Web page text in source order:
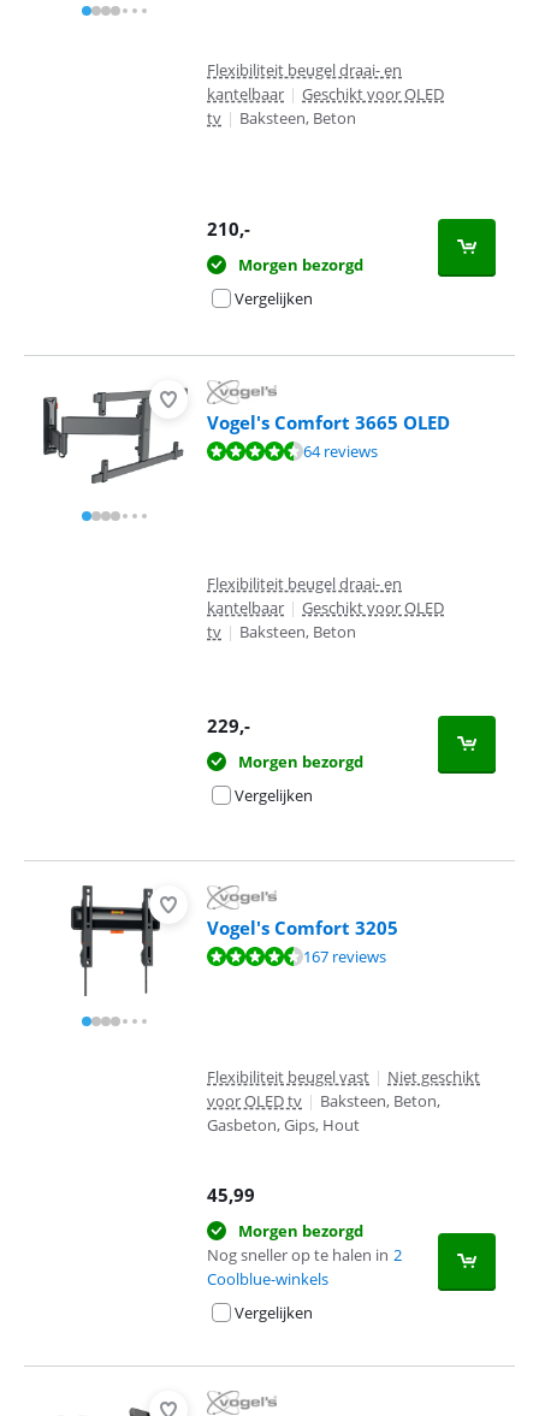
Flexibiliteit beugel draai- en
kantelbaar | Geschikt voor OLED
tv | Baksteen, Beton
210,-
Morgen bezorgd
Vergelijken
Vogel's Comfort 3665 OLED
Beoordeling is 8,7 van de 10, gebaseerd op 64 reviews.
64 reviews
Flexibiliteit beugel draai- en
kantelbaar | Geschikt voor OLED
tv | Baksteen, Beton
229,-
Morgen bezorgd
Vergelijken
Vogel's Comfort 3205
Beoordeling is 8,7 van de 10, gebaseerd op 167 reviews.
167 reviews
Flexibiliteit beugel vast | Niet geschikt
voor OLED tv | Baksteen, Beton,
Gasbeton, Gips, Hout
45,99
Morgen bezorgd
Nog sneller op te halen in 2
Coolblue-winkels
Vergelijken